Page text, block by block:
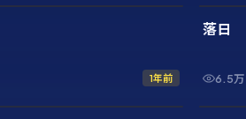
1年前
最新
落日
6.5万